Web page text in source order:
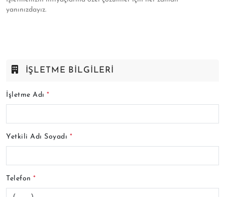
yanınızdayız.
İŞLETME BILGILERI
İşletme Adı *
Yetkili Adı Soyadı *
Telefon *